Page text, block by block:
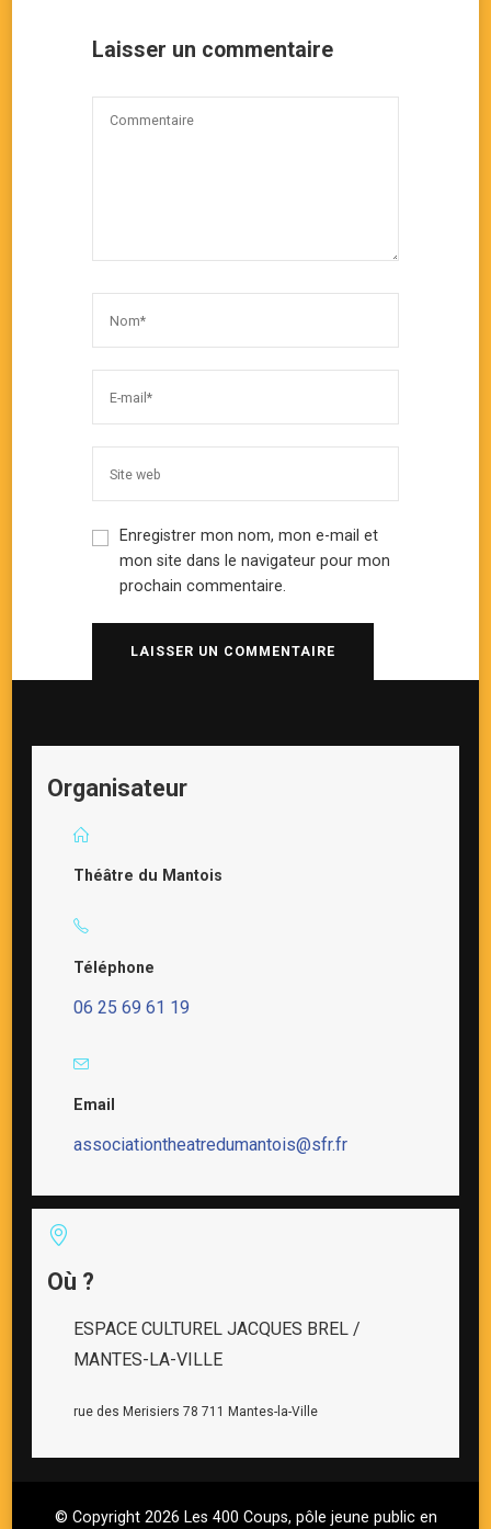
Laisser un commentaire
Enregistrer mon nom, mon e-mail et
mon site dans le navigateur pour mon
prochain commentaire.
Organisateur
Théâtre du Mantois
Téléphone
06 25 69 61 19
Email
associationtheatredumantois@sfr.fr
Où ?
ESPACE CULTUREL JACQUES BREL /
MANTES-LA-VILLE
rue des Merisiers 78 711 Mantes-la-Ville
© Copyright 2026 Les 400 Coups, pôle jeune public en